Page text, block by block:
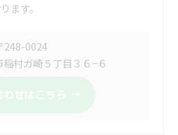
ます。
248-0024
村ガ崎５丁目３６−６
わせはこちら